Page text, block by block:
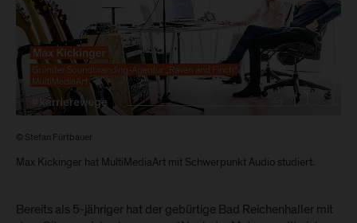
© Stefan Fürtbauer
Max Kickinger hat MultiMediaArt mit Schwerpunkt Audio studiert.
Bereits als 5-jähriger hat der gebürtige Bad Reichenhaller mit